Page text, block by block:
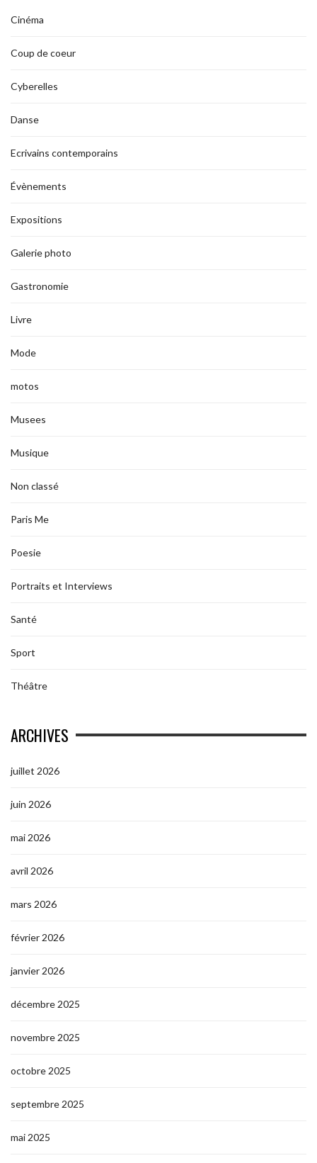
Cinéma
Coup de coeur
Cyberelles
Danse
Ecrivains contemporains
Évènements
Expositions
Galerie photo
Gastronomie
Livre
Mode
motos
Musees
Musique
Non classé
Paris Me
Poesie
Portraits et Interviews
Santé
Sport
Théâtre
ARCHIVES
juillet 2026
juin 2026
mai 2026
avril 2026
mars 2026
février 2026
janvier 2026
décembre 2025
novembre 2025
octobre 2025
septembre 2025
mai 2025